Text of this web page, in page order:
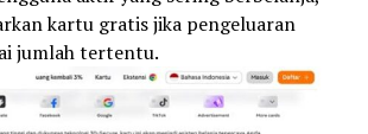
kartu gratis jika pengeluaran
jumlah tertentu.